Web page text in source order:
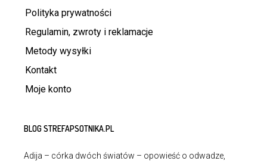
Polityka prywatności
Regulamin, zwroty i reklamacje
Metody wysyłki
Kontakt
Moje konto
BLOG STREFAPSOTNIKA.PL
Adija – córka dwóch światów – opowieść o odwadze,